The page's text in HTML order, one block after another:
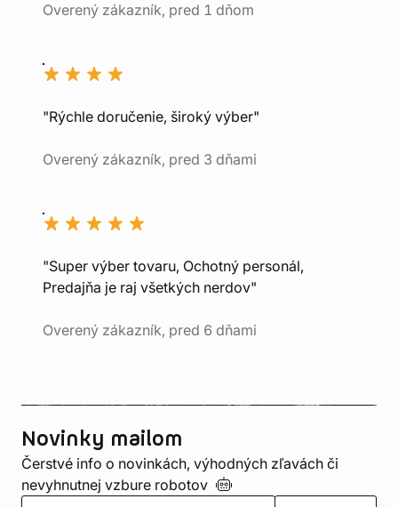
Overený zákazník, pred 1 dňom
"Rýchle doručenie, široký výber"
Overený zákazník, pred 3 dňami
"Super výber tovaru, Ochotný personál,
Predajňa je raj všetkých nerdov"
Overený zákazník, pred 6 dňami
Novinky mailom
Čerstvé info o novinkách, výhodných zľavách či
nevyhnutnej vzbure robotov